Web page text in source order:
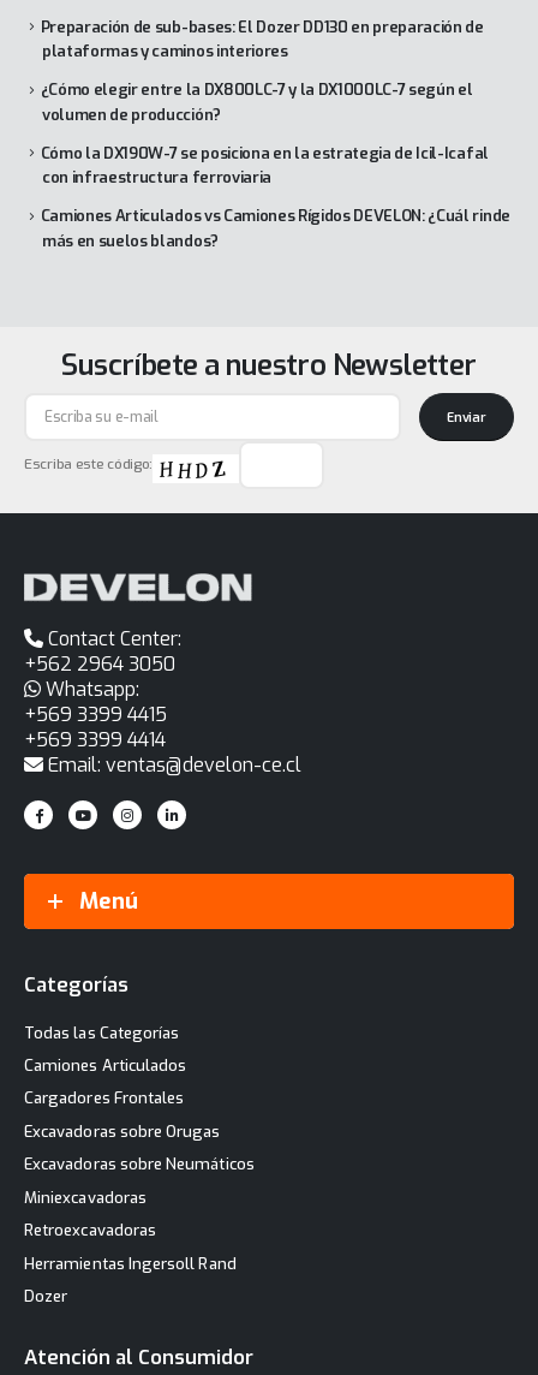
Preparación de sub-bases: El Dozer DD130 en preparación de
plataformas y caminos interiores
¿Cómo elegir entre la DX800LC-7 y la DX1000LC-7 según el
volumen de producción?
Cómo la DX190W-7 se posiciona en la estrategia de Icil-Icafal
con infraestructura ferroviaria
Camiones Articulados vs Camiones Rígidos DEVELON: ¿Cuál rinde
más en suelos blandos?
Suscríbete a nuestro Newsletter
Escriba este código:
Enviar
Contact Center:
+562 2964 3050
Whatsapp:
+569 3399 4415
+569 3399 4414
Email: ventas@develon-ce.cl
Menú
Categorías
Todas las Categorías
Camiones Articulados
Cargadores Frontales
Excavadoras sobre Orugas
Excavadoras sobre Neumáticos
Miniexcavadoras
Retroexcavadoras
Herramientas Ingersoll Rand
Dozer
Atención al Consumidor